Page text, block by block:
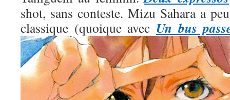
shot, sans conteste. Mizu Sahara a
classique (quoique avec Un bus